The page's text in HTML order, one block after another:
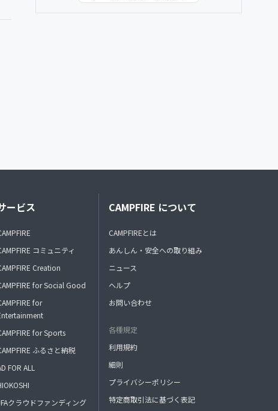
ービス
コミュニティ
Creation
for Social Good
for
for Sports
ふるさと納税
FOR ALL
クラウドファンディング
CAMPFIRE について
CAMPFIREとは
あんしん・安全への取り組み
ニュース
ヘルプ
お問い合わせ
各種規定
利用規約
細則
プライバシーポリシー
特定商取引法に基づく表記